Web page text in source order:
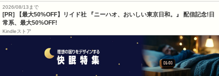
2026/08/13まで
[PR] 【最大50%OFF】リイド社 『ニーハオ、おいしい東京日和。』 配信記念!日
常系、最大50%OFF!
Kindleストア